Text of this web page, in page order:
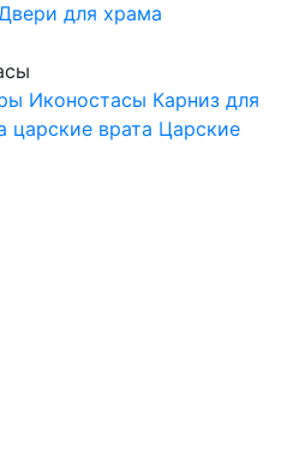
для храма
Иконостасы Карниз для
царские врата Царские